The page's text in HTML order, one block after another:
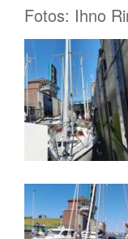
Fotos: Ihno